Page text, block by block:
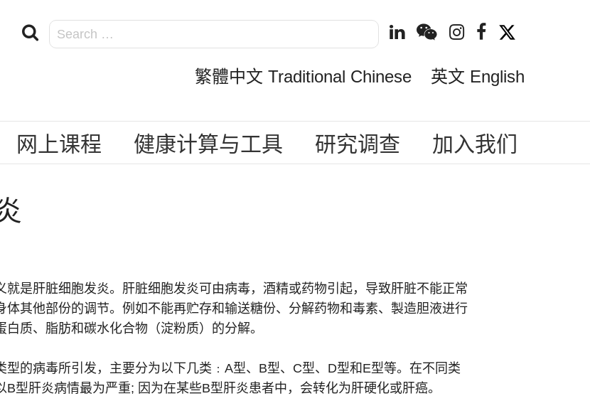
繁體中文 Traditional Chinese 英文 English
网上课程 健康计算与工具 研究调查 加入我们
就是肝脏细胞发炎。肝脏细胞发炎可由病毒，酒精或药物引起，导致肝脏不能正常
体其他部份的调节。例如不能再贮存和输送糖份、分解药物和毒素、製造胆液进行
白质、脂肪和碳水化合物（淀粉质）的分解。
型的病毒所引发，主要分为以下几类﹕A型、B型、C型、D型和E型等。在不同类
B型肝炎病情最为严重; 因为在某些B型肝炎患者中，会转化为肝硬化或肝癌。